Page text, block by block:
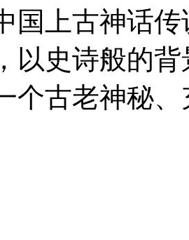
国上古神话
以史诗般的
个古老神秘